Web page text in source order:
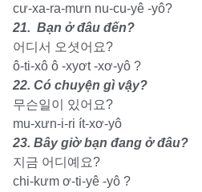
cư-xa-ra-mưn nu-cu-yê -yô?
21. Bạn ở đâu đến?
어디서 오셧어요?
ô-ti-xô ô -xyơt -xơ-yô ?
22. Có chuyện gì vậy?
무슨일이 있어요?
mu-xưn-i-ri ít-xơ-yô
23. Bây giờ bạn đang ở đâu?
지금 어디예요?
chi-kưm ơ-ti-yê -yô ?